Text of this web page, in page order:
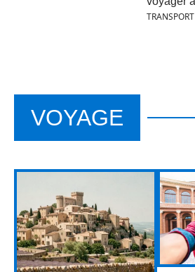
TRANSPORT
VOYAGE